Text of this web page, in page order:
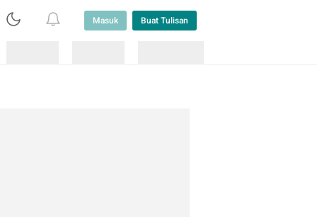
Masuk Buat Tulisan